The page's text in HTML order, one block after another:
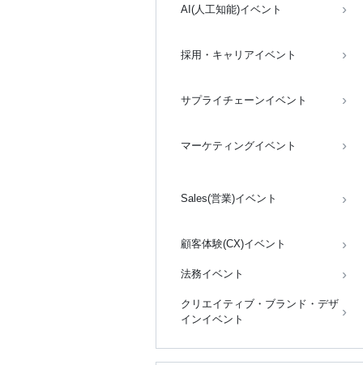
AI(人工知能)イベント
採用・キャリアイベント
サプライチェーンイベント
マーケティングイベント
Sales(営業)イベント
顧客体験(CX)イベント
法務イベント
クリエイティブ・ブランド・デザ
インイベント